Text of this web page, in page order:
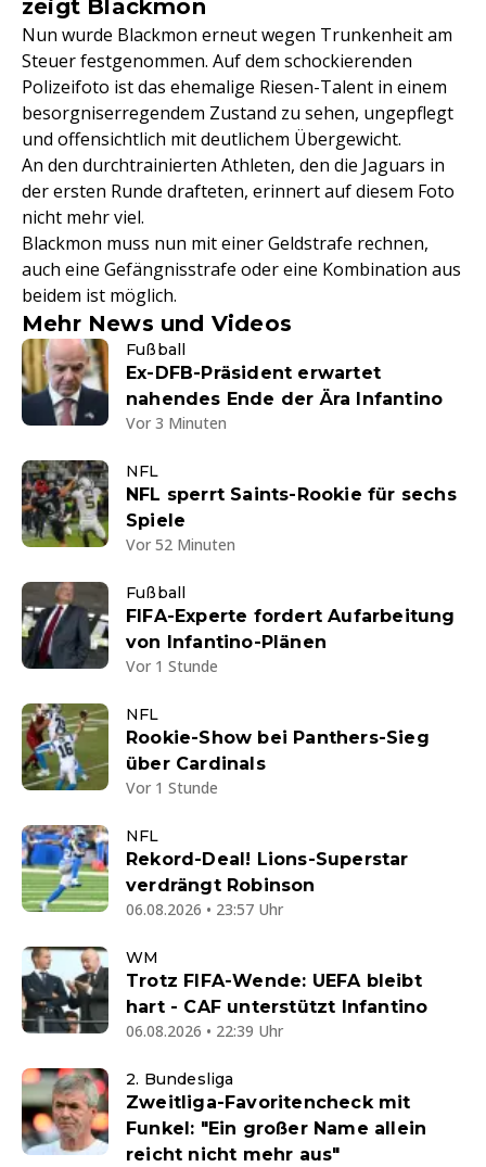
zeigt Blackmon
Nun wurde Blackmon erneut wegen Trunkenheit am
Steuer festgenommen. Auf dem schockierenden
Polizeifoto ist das ehemalige Riesen-Talent in einem
besorgniserregendem Zustand zu sehen, ungepflegt
und offensichtlich mit deutlichem Übergewicht.
An den durchtrainierten Athleten, den die Jaguars in
der ersten Runde drafteten, erinnert auf diesem Foto
nicht mehr viel.
Blackmon muss nun mit einer Geldstrafe rechnen,
auch eine Gefängnisstrafe oder eine Kombination aus
beidem ist möglich.
Mehr News und Videos
Fußball
Ex-DFB-Präsident erwartet
nahendes Ende der Ära Infantino
Vor 3 Minuten
NFL
NFL sperrt Saints-Rookie für sechs
Spiele
Vor 52 Minuten
Fußball
FIFA-Experte fordert Aufarbeitung
von Infantino-Plänen
Vor 1 Stunde
NFL
Rookie-Show bei Panthers-Sieg
über Cardinals
Vor 1 Stunde
NFL
Rekord-Deal! Lions-Superstar
verdrängt Robinson
06.08.2026 • 23:57 Uhr
WM
Trotz FIFA-Wende: UEFA bleibt
hart - CAF unterstützt Infantino
06.08.2026 • 22:39 Uhr
2. Bundesliga
Zweitliga-Favoritencheck mit
Funkel: "Ein großer Name allein
reicht nicht mehr aus"